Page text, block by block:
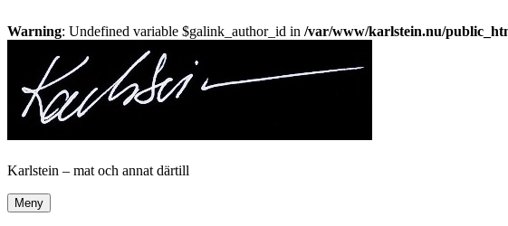
Warning: Undefined variable $galink_author_id in /var/www/karlstein.nu/
innehåll
Karlstein – mat och annat därtill
Meny